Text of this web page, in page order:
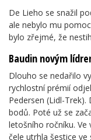
De Lieho se snažil
ale nebylo mu
bylo zřejmé, že
Baudin novým
Dlouho se nedařilo
rychlostní prémií
Pedersen (Lidl-
bodů. Poté už se
letošního ročníku. Ve
čele utrhla šestice ve